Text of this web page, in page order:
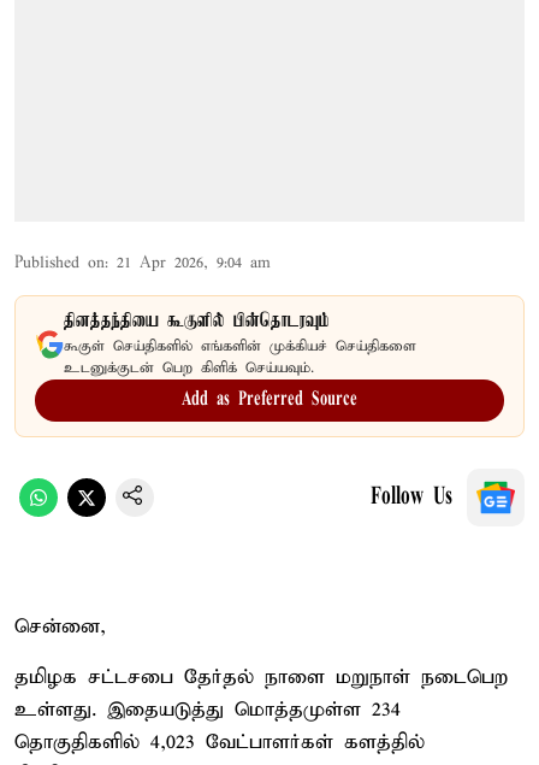
Published on: 21 Apr 2026, 9:04 am
தினத்தந்தியை கூகுளில் பின்தொடரவும்
கூகுள் செய்திகளில் எங்களின் முக்கியச் செய்திகளை
உடனுக்குடன் பெற கிளிக் செய்யவும்.
Add as Preferred Source
Follow Us
சென்னை,
தமிழக சட்டசபை தேர்தல் நாளை மறுநாள் நடைபெற
உள்ளது. இதையடுத்து மொத்தமுள்ள 234
தொகுதிகளில் 4,023 வேட்பாளர்கள் களத்தில்